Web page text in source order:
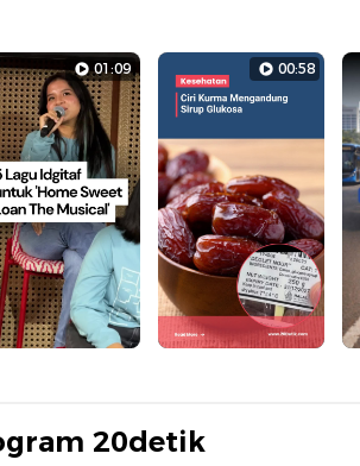
01:09 00:58
20detik